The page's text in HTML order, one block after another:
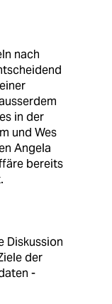
nach
in der
und Wes
Angela
bereits
Diskussion
der
-